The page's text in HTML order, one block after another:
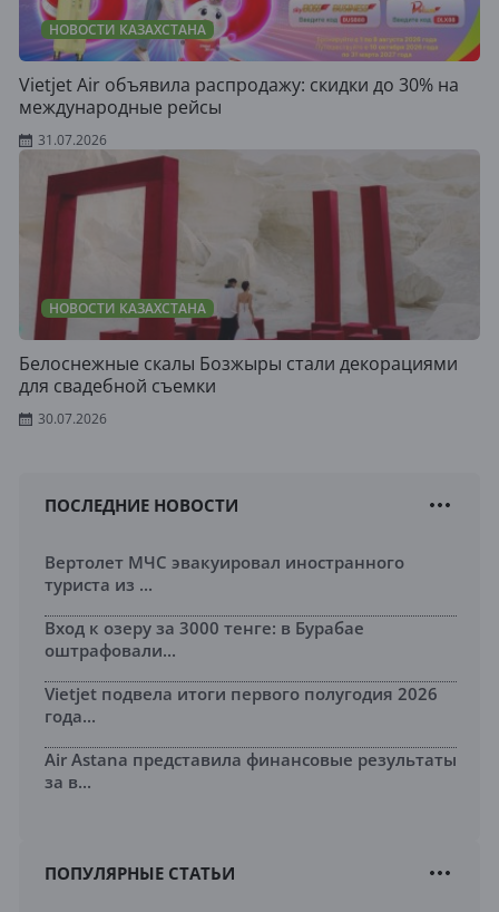
НОВОСТИ КАЗАХСТАНА
Vietjet Air объявила распродажу: скидки до 30% на
международные рейсы
31.07.2026
НОВОСТИ КАЗАХСТАНА
Белоснежные скалы Бозжыры стали декорациями
для свадебной съемки
30.07.2026
ПОСЛЕДНИЕ НОВОСТИ
Вертолет МЧС эвакуировал иностранного
туриста из ...
Вход к озеру за 3000 тенге: в Бурабае
оштрафовали...
Vietjet подвела итоги первого полугодия 2026
года...
Air Astana представила финансовые результаты
за в...
ПОПУЛЯРНЫЕ СТАТЬИ